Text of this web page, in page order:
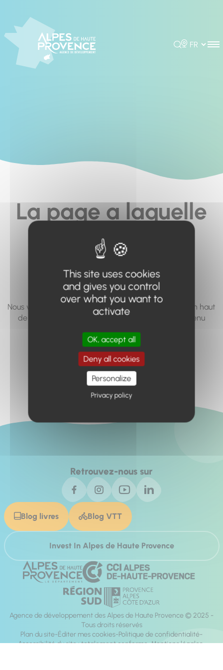
Rechercher
Choisir la
La page a laquelle
vous cherchez à
accéder n'existe
pas... ou plus.
Nous vous invitons à utiliser le moteur de recherche en haut
de page, ou à utiliser le menu pour trouver le contenu
Retour à l'accueil
Retrouvez-nous sur
Blog livres Blog VTT
Invest In Alpes de Haute Provence
Agence de développement des Alpes de Haute Provence © 2025 -
Tous droits réservés
Plan du site Éditer mes cookies Politique de confidentialité
Accessibilité du site : totalement conforme Mentions légales
This site uses cookies
and gives you control
over what you want to
activate
OK, accept all
Deny all cookies
Personalize
Privacy policy